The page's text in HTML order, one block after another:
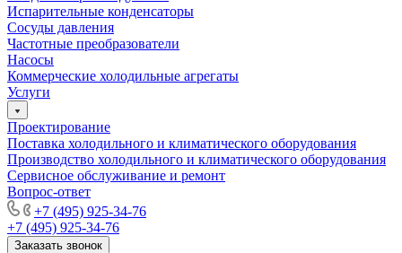
Испарительные конденсаторы
Сосуды давления
Частотные преобразователи
Насосы
Коммерческие холодильные агрегаты
Услуги
Проектирование
Поставка холодильного и климатического оборудования
Производство холодильного и климатического оборудования
Сервисное обслуживание и ремонт
Вопрос-ответ
+7 (495) 925-34-76
+7 (495) 925-34-76
Заказать звонок